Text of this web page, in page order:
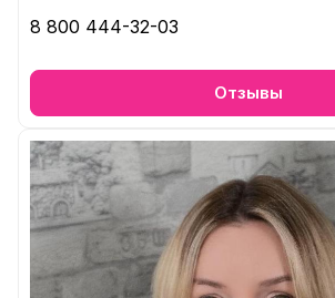
8 800 444-32-03
Отзывы